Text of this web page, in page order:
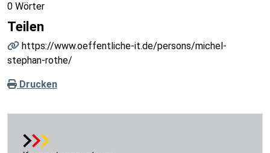
0 Wörter
Teilen
https://www.oeffentliche-it.de/persons/michel-
stephan-rothe/
Drucken